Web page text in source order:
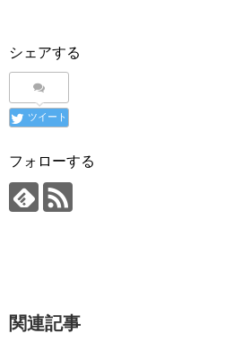
シェアする
ツイート
フォローする
関連記事